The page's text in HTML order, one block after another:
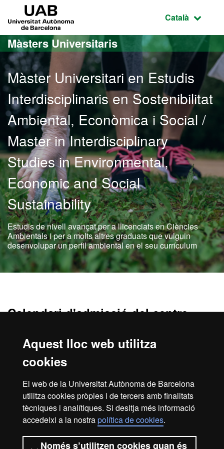
Aquest lloc web utilitza
cookies
El web de la Universitat Autònoma de Barcelona
utilitza cookies pròpies i de tercers amb finalitats
tècniques i analítiques. Si desitja més informació
accedeixi a la nostrapolítica de cookies.
Només s’utilitzen cookies quan és
Ves al contingut principal
Ves a la navegació de la pàgina
Idioma
Català
Màsters Universitaris
Màster Universitari en Estudis
Interdisciplinaris en Sostenibilitat
Ambiental, Econòmica i Social /
Master in Interdisciplinary
Studies in Environmental,
Economic and Social
Sustainability
Estudis de nivell avançat per a llicenciats en Ciències
Ambientals i per a molts altres graduats que vulguin
desenvolupar un perfil ambiental en el seu currículum
Calendari d'admissió del centre
Curs 2026/2027
Preinscripcions: del
Pagamentreserva plaça(persones admeses): fins al 30 de juny
de 2026
L'alumnat interessat en cursar un doctorat a la UABha de tenir
en compte elsrequisits i criteris específics d'accés
superat un grau i un màster per un total de 300 crèdits ECTS.